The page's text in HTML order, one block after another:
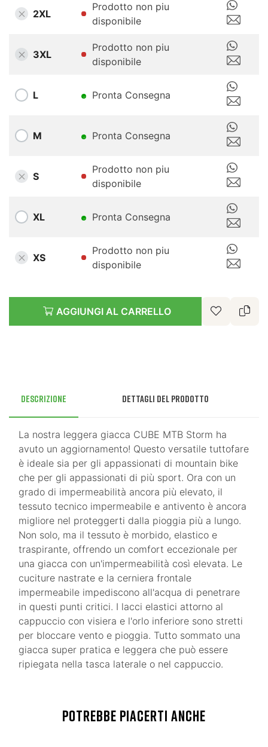
2XL
Prodotto non piu
disponibile
3XL
Prodotto non piu
disponibile
L Pronta Consegna
M Pronta Consegna
S
Prodotto non piu
disponibile
XL Pronta Consegna
XS
Prodotto non piu
disponibile
AGGIUNGI AL CARRELLO
Descrizione Dettagli del prodotto
La nostra leggera giacca CUBE MTB Storm ha
avuto un aggiornamento! Questo versatile tuttofare
è ideale sia per gli appassionati di mountain bike
che per gli appassionati di più sport. Ora con un
grado di impermeabilità ancora più elevato, il
tessuto tecnico impermeabile e antivento è ancora
migliore nel proteggerti dalla pioggia più a lungo.
Non solo, ma il tessuto è morbido, elastico e
traspirante, offrendo un comfort eccezionale per
una giacca con un'impermeabilità così elevata. Le
cuciture nastrate e la cerniera frontale
impermeabile impediscono all'acqua di penetrare
in questi punti critici. I lacci elastici attorno al
cappuccio con visiera e l'orlo inferiore sono stretti
per bloccare vento e pioggia. Tutto sommato una
giacca super pratica e leggera che può essere
ripiegata nella tasca laterale o nel cappuccio.
POTREBBE PIACERTI ANCHE